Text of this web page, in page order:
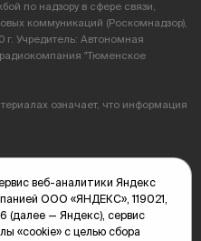
по надзору в сфере связи,
коммуникаций (Роскомнадзор),
Учредитель: Автономная
"Тюменское
означает, что информация
28А
веб-аналитики Яндекс
ООО «ЯНДЕКС», 119021,
(далее — Яндекс), сервис
«cookie» с целью сбора